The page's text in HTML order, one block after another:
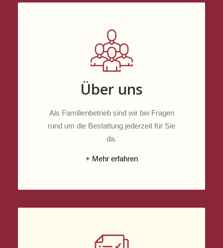
Über uns
Als Familienbetrieb sind wir bei Fragen
rund um die Bestattung jederzeit für Sie
da.
+ Mehr erfahren